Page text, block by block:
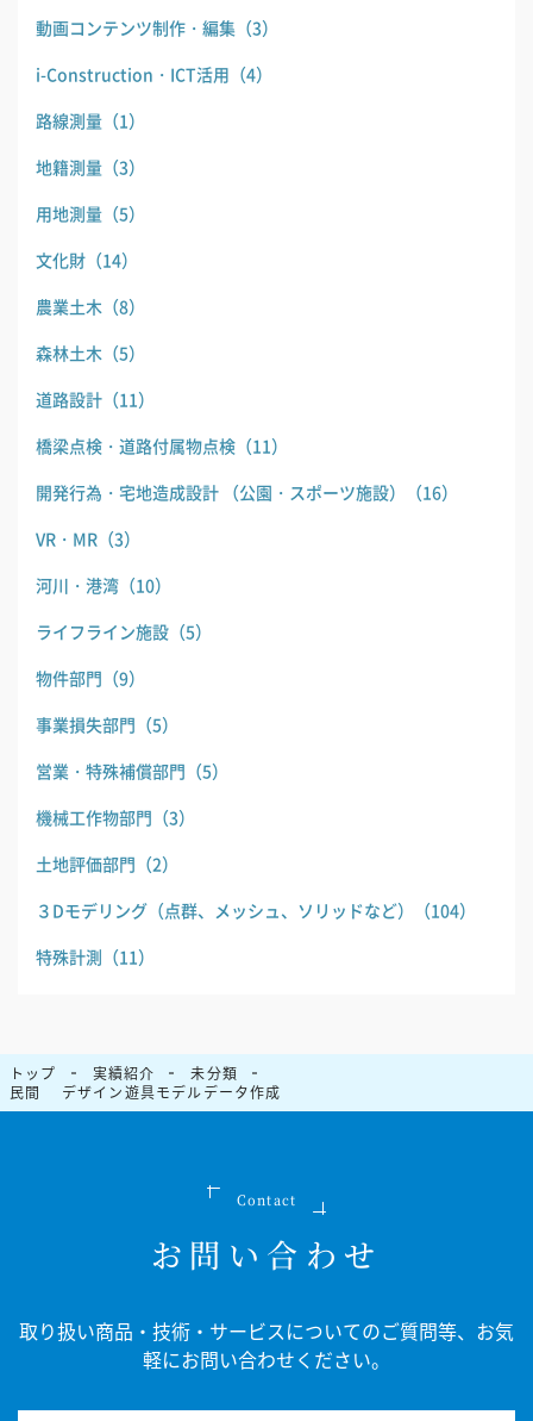
動画コンテンツ制作・編集 （3）
i-Construction・ICT活用 （4）
路線測量 （1）
地籍測量 （3）
用地測量 （5）
文化財 （14）
農業土木 （8）
森林土木 （5）
道路設計 （11）
橋梁点検・道路付属物点検 （11）
開発行為・宅地造成設計 （公園・スポーツ施設）
（16）
VR・MR （3）
河川・港湾 （10）
ライフライン施設 （5）
物件部門 （9）
事業損失部門 （5）
営業・特殊補償部門 （5）
機械工作物部門 （3）
土地評価部門 （2）
３Dモデリング（点群、メッシュ、ソリッドなど）
（104）
特殊計測 （11）
トップ 実績紹介
未分類
民間 デザイン遊具モデルデータ作成
Contact
お問い合わせ
取り扱い商品・技術・サービスについてのご質問等、
お気
軽にお問い合わせください。